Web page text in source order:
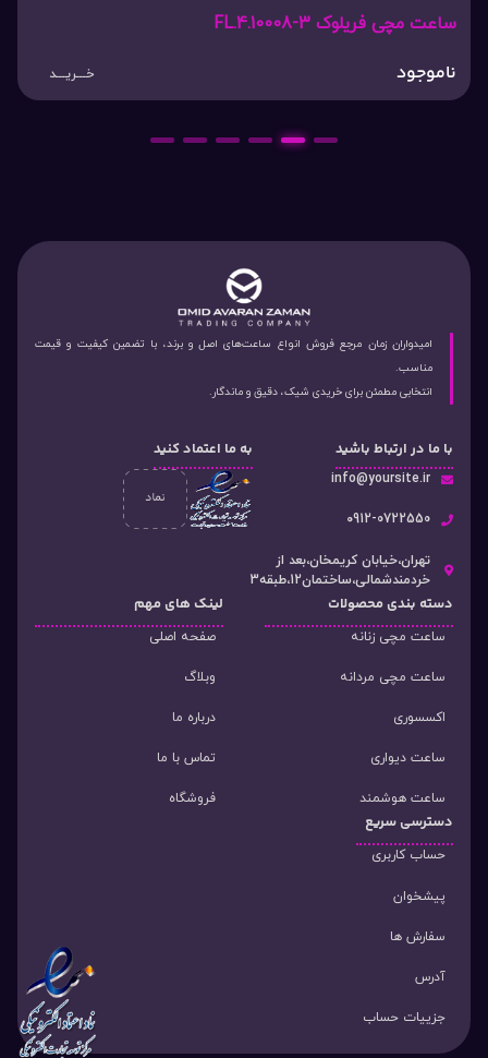
ساعت مچی فریلوک FL.4.10008-3
ناموجود خـــریـــد
1
2
3
4
5
امیدواران زمان مرجع فروش انواع ساعت‌های اصل و برند، با تضمین کیفیت و قیمت
مناسب.
انتخابی مطمئن برای خریدی شیک، دقیق و ماندگار.
با ما در ارتباط باشید
info@yoursite.ir
۰912-0722550
تهران،خیابان کریمخان،بعد از
خردمندشمالی،ساختمان12،طبقه3
به ما اعتماد کنید
دسته‌ بندی محصولات
ساعت مچی زنانه
ساعت مچی مردانه
اکسسوری
ساعت دیواری
ساعت هوشمند
لینک های مهم
صفحه اصلی
وبلاگ
درباره ما
تماس با ما
فروشگاه
دسترسی سریع
حساب کاربری
پیشخوان
سفارش ها
آدرس
جزییات حساب